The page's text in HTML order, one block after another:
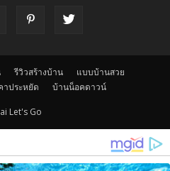
รีวิวสร้างบ้าน
แบบบ้านสวย
าประหยัด บ้านน็อคดาวน์
Let's Go